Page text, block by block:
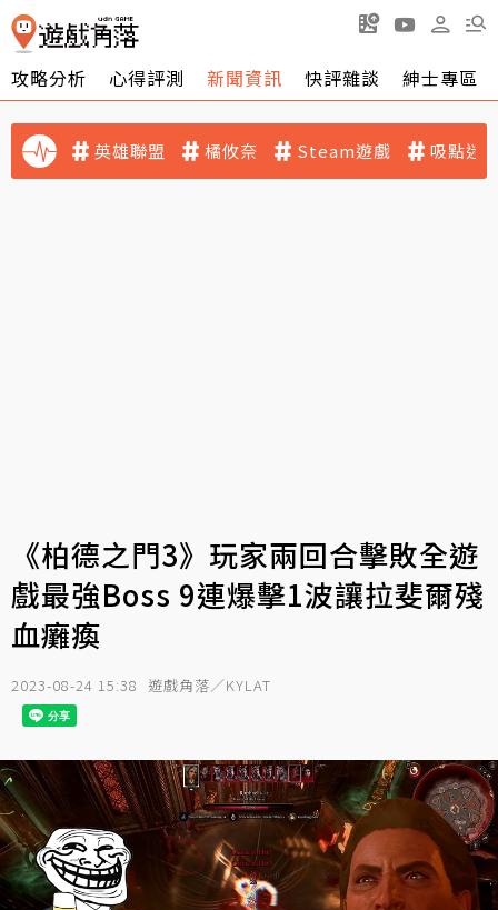
攻略分析 心得評測 新聞資訊 快評雜談 紳士專區
英雄聯盟 橘攸奈 Steam遊戲 吸點迷
《柏德之門3》玩家兩回合擊敗全遊
戲最強Boss 9連爆擊1波讓拉斐爾殘
血癱瘓
2023-08-24 15:38 遊戲角落／KYLAT